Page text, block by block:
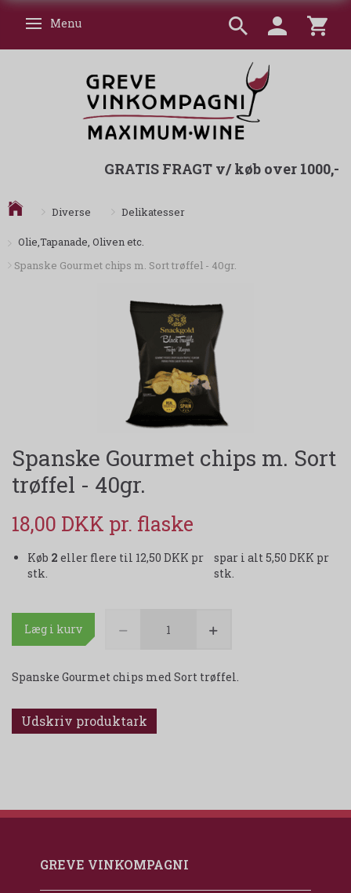
Skifte navigation
Menu
GRATIS FRAGT v/ køb over 1000,-
Diverse Delikatesser
Olie,Tapanade, Oliven etc.
Spanske Gourmet chips m. Sort trøffel - 40gr.
Spanske Gourmet chips m. Sort
trøffel - 40gr.
18,00 DKK
Køb 2 eller flere til 12,50 DKK pr
stk.
spar i alt 5,50 DKK pr
stk.
Læg i kurv
Spanske Gourmet chips med Sort trøffel.
Udskriv produktark
GREVE VINKOMPAGNI